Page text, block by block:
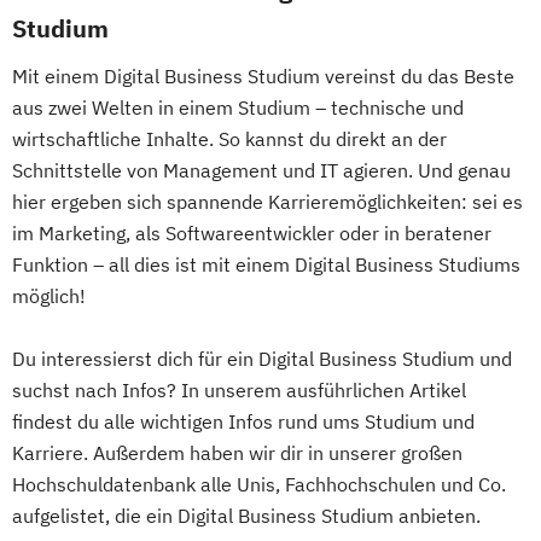
Digital Business (DE/EN)
Digital Entrepreneurship Digital Health
Digital Innovation and Intrapreneurship
Digital Product Management
Digital Transformation Management -
Gesundheitswesen
Digitale Betriebswirtschaftslehre
E-Beratung in der Pädagogik
E-Commerce Elektrotechnik
Engineering (DE/EN)
Entrepreneurship (DE/EN) Ergotherapie
Ernährungswissenschaften
Erwachsenenbildung
Studium
Mit einem Digital Business Studium vereinst du das Beste
aus zwei Welten in einem Studium – technische und
wirtschaftliche Inhalte. So kannst du direkt an der
Schnittstelle von Management und IT agieren. Und genau
hier ergeben sich spannende Karrieremöglichkeiten: sei es
im Marketing, als Softwareentwickler oder in beratener
Funktion – all dies ist mit einem Digital Business Studiums
möglich!
Du interessierst dich für ein Digital Business Studium und
suchst nach Infos? In unserem ausführlichen Artikel
findest du alle wichtigen Infos rund ums Studium und
Karriere. Außerdem haben wir dir in unserer großen
Hochschuldatenbank alle Unis, Fachhochschulen und Co.
aufgelistet, die ein Digital Business Studium anbieten.